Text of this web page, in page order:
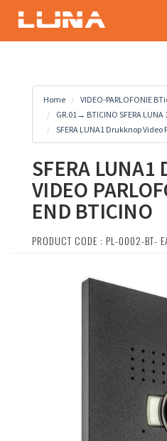
Home
VIDEO-PARLOFONIE
GR.01→ BTICINO SFERA
SFERA LUNA1 Drukknop
SFERA LUNA1
VIDEO
END BTICINO
PRODUCT CODE : PL-0002-